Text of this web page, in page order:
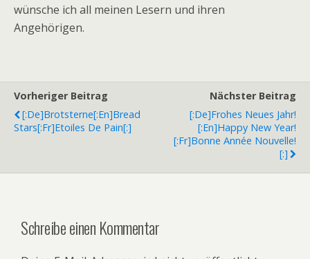
wünsche ich all meinen Lesern und ihren
Angehörigen.
Vorheriger Beitrag
[:de]Brotsterne[:en]Bread
Stars[:fr]Etoiles De Pain[:]
Nächster Beitrag
[:de]Frohes Neues Jahr!
[:en]Happy New Year!
[:fr]Bonne Année Nouvelle!
[:]
Schreibe einen Kommentar